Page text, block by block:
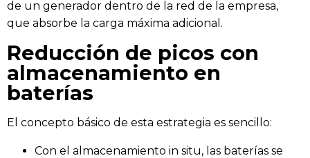
de un generador dentro de la red de la empresa,
que absorbe la carga máxima adicional.
Reducción de picos con
almacenamiento en
baterías
El concepto básico de esta estrategia es sencillo:
Con el almacenamiento in situ, las baterías se